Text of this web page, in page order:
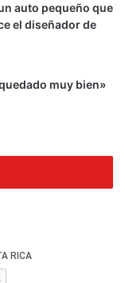
auto pequeño que
el diseñador de
muy bien»